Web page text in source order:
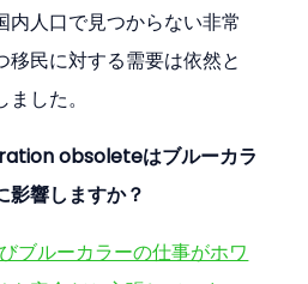
内人口で見つからない非常
移民に対する需要は依然と
した。
obsoleteはブルーカラ
影響しますか？
ブルーカラーの仕事がホワ